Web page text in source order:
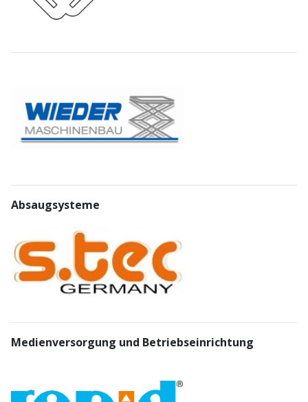
Absaugsysteme
Medienversorgung und Betriebseinrichtung